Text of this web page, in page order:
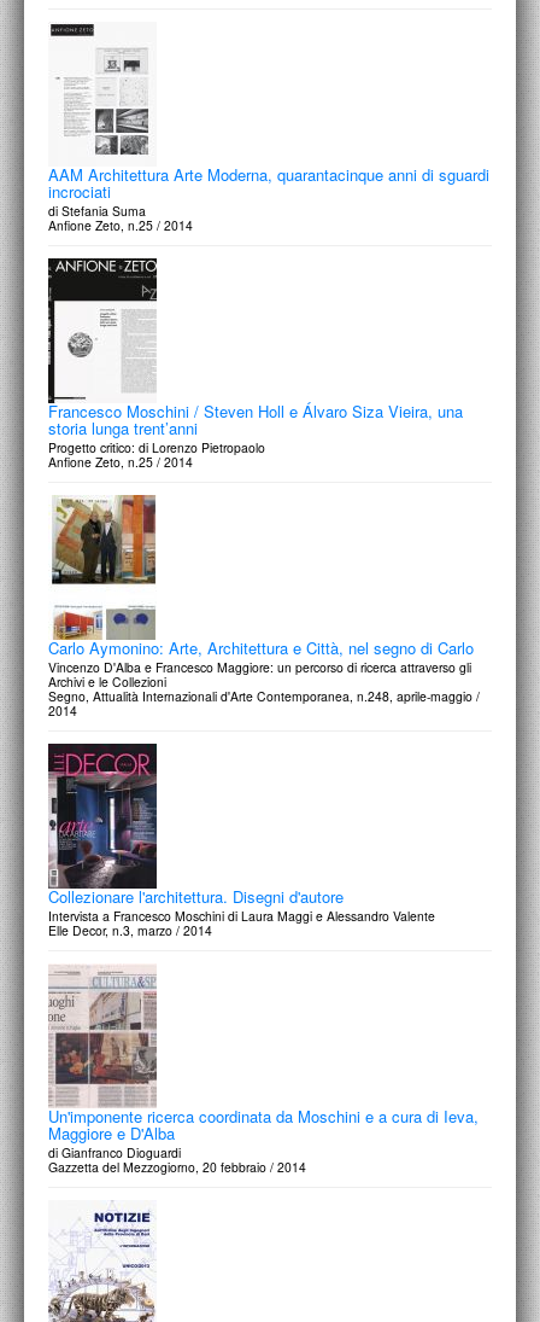
AAM Architettura Arte Moderna, quarantacinque anni di sguardi
incrociati
di Stefania Suma
Anfione Zeto, n.25 / 2014
Francesco Moschini / Steven Holl e Álvaro Siza Vieira, una
storia lunga trent’anni
Progetto critico: di Lorenzo Pietropaolo
Anfione Zeto, n.25 / 2014
Carlo Aymonino: Arte, Architettura e Città, nel segno di Carlo
Vincenzo D'Alba e Francesco Maggiore: un percorso di ricerca attraverso gli
Archivi e le Collezioni
Segno, Attualità Internazionali d'Arte Contemporanea, n.248, aprile-maggio /
2014
Collezionare l'architettura. Disegni d'autore
Intervista a Francesco Moschini di Laura Maggi e Alessandro Valente
Elle Decor, n.3, marzo / 2014
Un'imponente ricerca coordinata da Moschini e a cura di Ieva,
Maggiore e D'Alba
di Gianfranco Dioguardi
Gazzetta del Mezzogiorno, 20 febbraio / 2014